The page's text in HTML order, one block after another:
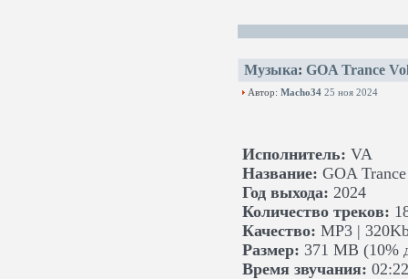
Музыка: GOA Trance
Автор: Macho34 25 ноя 2024
Исполнитель: VA
Название: GOA
Год выхода: 2024
Количество треков:
Качество: MP3 |
Размер: 371 MB (10%
Время звучания: